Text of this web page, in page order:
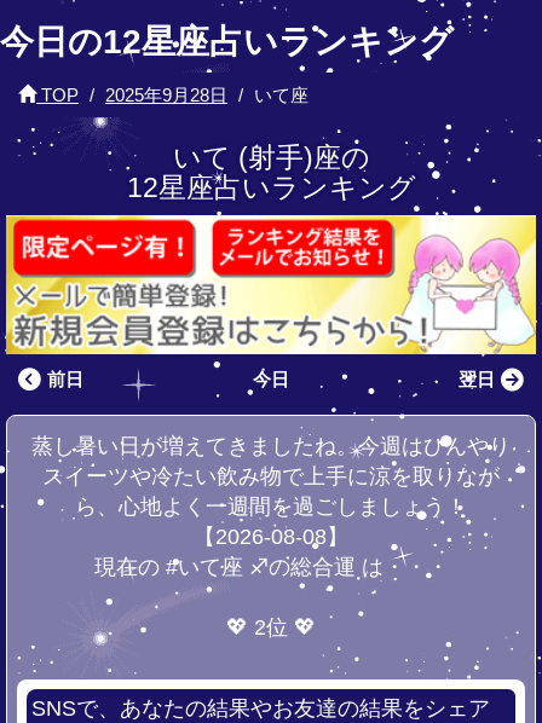
今日の12星座占いランキング
TOP 2025年9月28日 いて座
いて (射手)座の
12星座占いランキング
前日 今日 翌日
蒸し暑い日が増えてきましたね。今週はひんやり
スイーツや冷たい飲み物で上手に涼を取りなが
ら、心地よく一週間を過ごしましょう！
【2026-08-08】
現在の #いて座 ♐の総合運 は・・・
💖 2位 💖
SNSで、あなたの結果やお友達の結果をシェア